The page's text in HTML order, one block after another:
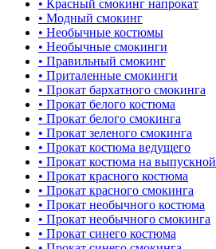
• Красный смокинг напрокат
• Модный смокинг
• Необычные костюмы
• Необычные смокинги
• Правильный смокинг
• Приталенные смокинги
• Прокат бархатного смокинга
• Прокат белого костюма
• Прокат белого смокинга
• Прокат зеленого смокинга
• Прокат костюма ведущего
• Прокат костюма на выпускной
• Прокат красного костюма
• Прокат красного смокинга
• Прокат необычного костюма
• Прокат необычного смокинга
• Прокат синего костюма